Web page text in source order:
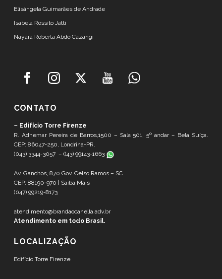
Elisângela Guimarães de Andrade
Isabela Rossito Jatti
Nayara Roberta Abdo Cazangi
CONTATO
– Edifício Torre Firenze
R. Adhemar Pereira de Barros,1500 – Sala 501, 5º andar – Bela Suíça.
CEP: 86047-250, Londrina-PR.
(043) 3344-3057 – ((43) 99143-1663
Av. Ganchos, 870 Gov. Celso Ramos – SC
CEP: 88190-970 | Saiba Mais
(047) 99219-8173
atendimento@brandaocanella.adv.br
Atendimento em todo Brasil.
LOCALIZAÇÃO
Edifício Torre Firenze